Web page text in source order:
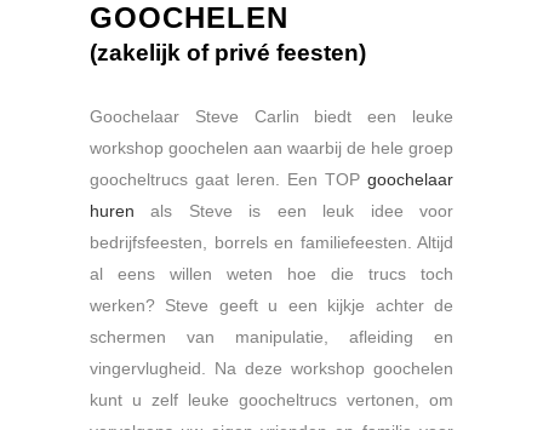
GOOCHELEN
(zakelijk of privé feesten)
Goochelaar Steve Carlin biedt een leuke
workshop goochelen aan waarbij de hele groep
goocheltrucs gaat leren. Een TOP goochelaar
huren als Steve is een leuk idee voor
bedrijfsfeesten, borrels en familiefeesten. Altijd
al eens willen weten hoe die trucs toch
werken? Steve geeft u een kijkje achter de
schermen van manipulatie, afleiding en
vingervlugheid. Na deze workshop goochelen
kunt u zelf leuke goocheltrucs vertonen, om